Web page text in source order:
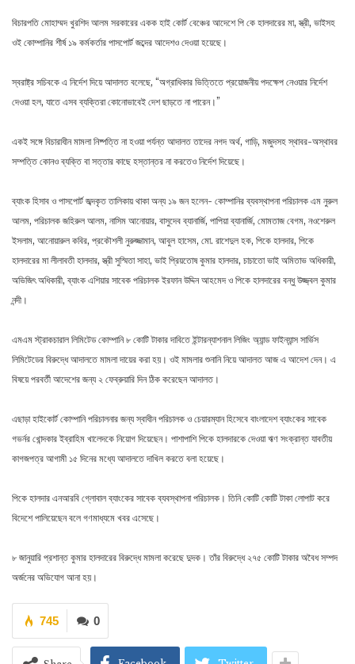
বিচারপতি মোহাম্মদ খুরশিদ আলম সরকারের একক হাই কোর্ট বেঞ্চের আদেশে পি কে হালদারের মা, স্ত্রী, ভাইসহ
ওই কোম্পানির শীর্ষ ১৯ কর্মকর্তার পাসপোর্ট জব্দের আদেশও দেওয়া হয়েছে।
স্বরাষ্ট্র সচিবকে এ নির্দেশ দিয়ে আদালত বলেছে, “অগ্রাধিকার ভিত্তিতে প্রয়োজনীয় পদক্ষেপ নেওয়ার নির্দেশ
দেওয়া হল, যাতে এসব ব্যক্তিরা কোনোভাবেই দেশ ছাড়তে না পারেন।”
একই সঙ্গে বিচারাধীন মামলা নিষ্পত্তি না হওয়া পর্যন্ত আদালত তাদের নগদ অর্থ, গাড়ি, মজুদসহ স্থাবর-অস্থাবর
সম্পত্তি কোনও ব্যক্তি বা সত্তার কাছে হস্তান্তর না করতেও নির্দেশ দিয়েছে।
ব্যাংক হিসাব ও পাসপোর্ট জব্দকৃত তালিকায় থাকা অন্য ১৯ জন হলেন- কোম্পানির ব্যবস্থাপনা পরিচালক এম নুরুল
আলম, পরিচালক জহিরুল আলম, নাসিম আনোয়ার, বাসুদেব ব্যানার্জি, পাপিয়া ব্যানার্জি, মোমতাজ বেগম, নওশেরুল
ইসলাম, আনোয়ারুল কবির, প্রকৌশলী নুরুজ্জামান, আবুল হাসেম, মো. রাশেদুল হক, পিকে হালদার, পিকে
হালদারের মা লীলাবতী হালদার, স্ত্রী সুস্মিতা সাহা, ভাই প্রিয়তোষ কুমার হালদার, চাচাতো ভাই অমিতাভ অধিকারী,
অভিজিৎ অধিকারী, ব্যাংক এশিয়ার সাবেক পরিচালক ইরফান উদ্দিন আহমেদ ও পিকে হালদারের বন্ধু উজ্জ্বল কুমার
নন্দী।
এমএম স্ট্রাকচারাল লিমিটেড কোম্পানি ৮ কোটি টাকার দাবিতে ইন্টারন্যাশনাল লিজিং অ্যান্ড ফাইন্যান্স সার্ভিস
লিমিটেডের বিরুদ্ধে আদালতে মামলা দায়ের করা হয়। ওই মামলার শুনানি নিয়ে আদালত আজ এ আদেশ দেন। এ
বিষয়ে পরবর্তী আদেশের জন্য ২ ফেব্রুয়ারি দিন ঠিক করেছেন আদালত।
এছাড়া হাইকোর্ট কোম্পানি পরিচালনার জন্য স্বাধীন পরিচালক ও চেয়ারম্যান হিসেবে বাংলাদেশ ব্যাংকের সাবেক
গভর্নর খোন্দকার ইব্রাহিম খালেদকে নিয়োগ দিয়েছেন। পাশাপাশি পিকে হালদারকে দেওয়া ঋণ সংক্রান্ত যাবতীয়
কাগজপত্র আগামী ১৫ দিনের মধ্যে আদালতে দাখিল করতে বলা হয়েছে।
পিকে হালদার এনআরবি গ্লোবাল ব্যাংকের সাবেক ব্যবস্থাপনা পরিচালক। তিনি কোটি কোটি টাকা লোপাট করে
বিদেশে পালিয়েছেন বলে গণমাধ্যমে খবর এসেছে।
৮ জানুয়ারি প্রশান্ত কুমার হালদারের বিরুদ্ধে মামলা করেছে দুদক। তাঁর বিরুদ্ধে ২৭৫ কোটি টাকার অবৈধ সম্পদ
অর্জনের অভিযোগ আনা হয়।
0
745